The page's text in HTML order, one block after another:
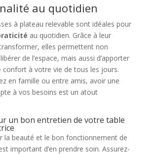
au quotidien
à plateau relevable sont idéales pour
au quotidien. Grâce à leur
elles permettent non
de l’espace, mais aussi d’apporter
confort à votre vie de tous les jours.
en famille ou entre amis, avoir une
à vos besoins est un atout
un bon entretien de votre table
la beauté et le bon fonctionnement de
important d’en prendre soin. Assurez-